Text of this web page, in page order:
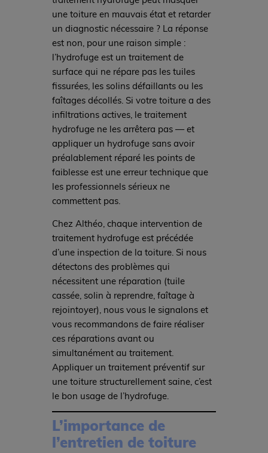
une toiture en mauvais état et retarder
un diagnostic nécessaire ? La réponse
est non, pour une raison simple :
l’hydrofuge est un traitement de
surface qui ne répare pas les tuiles
fissurées, les solins défaillants ou les
faîtages décollés. Si votre toiture a des
infiltrations actives, le traitement
hydrofuge ne les arrêtera pas — et
appliquer un hydrofuge sans avoir
préalablement réparé les points de
faiblesse est une erreur technique que
les professionnels sérieux ne
commettent pas.
Chez Althéo, chaque intervention de
traitement hydrofuge est précédée
d’une inspection de la toiture. Si nous
détectons des problèmes qui
nécessitent une réparation (tuile
cassée, solin à reprendre, faîtage à
rejointoyer), nous vous le signalons et
vous recommandons de faire réaliser
ces réparations avant ou
simultanément au traitement.
Appliquer un traitement préventif sur
une toiture structurellement saine, c’est
le bon usage de l’hydrofuge.
L’importance de
l’entretien de toiture